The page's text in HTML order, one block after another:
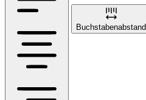
Buchstabenabstand